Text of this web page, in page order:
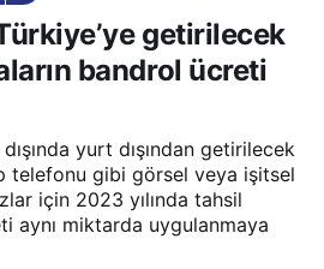
eşyaların bandrol ücreti belli
oldu
getirilecek
bandrol ücreti
yurt dışından getirilecek
telefonu gibi görsel veya işitsel
için 2023 yılında tahsil
aynı miktarda uygulanmaya